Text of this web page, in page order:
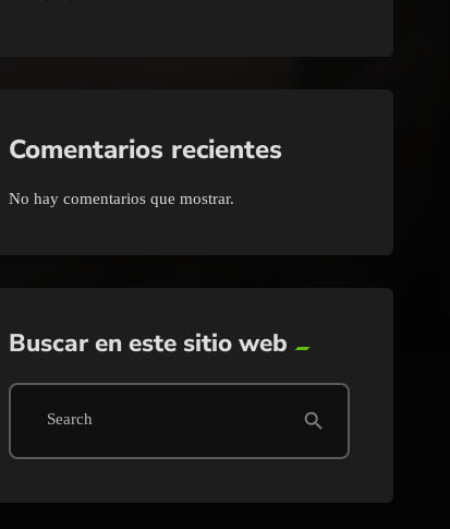
Comentarios recientes
No hay comentarios que mostrar.
Buscar en este sitio web
Search search